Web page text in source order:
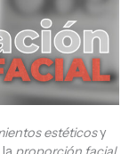
estéticosy